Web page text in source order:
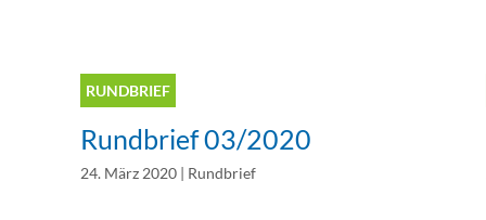
Gewässer schützen
Klimafolgenanpassung Leitungswasser trinken
RUNDBRIEF
Rundbrief 03/2020
24. März 2020 Rundbrief